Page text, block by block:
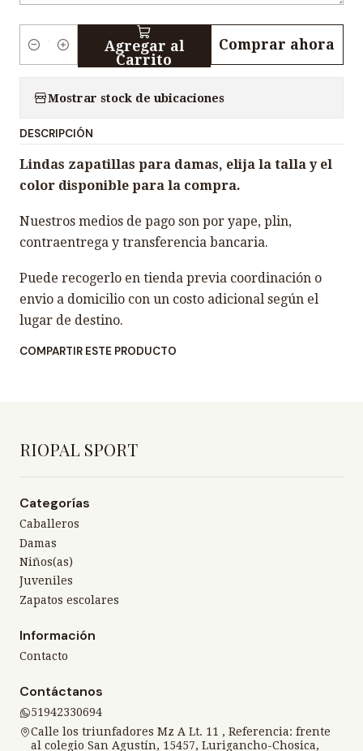
i
d
a
Agregar al
Carrito
Comprar ahora
Mostrar stock de ubicaciones
DESCRIPCIÓN
Lindas zapatillas para damas, elija la talla y el
color disponible para la compra.
Nuestros medios de pago son por yape, plin,
contraentrega y transferencia bancaria.
Puede recogerlo en tienda previa coordinación o
envio a domicilio con un costo adicional según el
lugar de destino.
COMPARTIR ESTE PRODUCTO
RIOPAL SPORT
Categorías
Caballeros
Damas
Niños(as)
Juveniles
Zapatos escolares
Información
Contacto
Contáctanos
51942330694
Calle los triunfadores Mz A Lt. 11 , Referencia: frente
al colegio San Agustín, 15457, Lurigancho-Chosica,